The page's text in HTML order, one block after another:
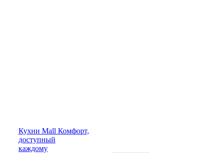
Кухни Mall Комфорт,
доступный
каждому